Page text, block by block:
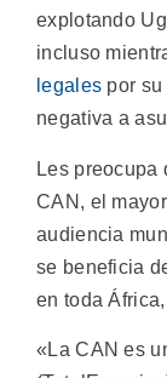
explotando
incluso
legales por
negativa a
Les preocupa
CAN, el
audiencia
se beneficia
en toda
«La CAN es